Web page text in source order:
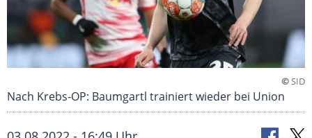
©SID
Nach Krebs-OP: Baumgartl trainiert wieder bei Union